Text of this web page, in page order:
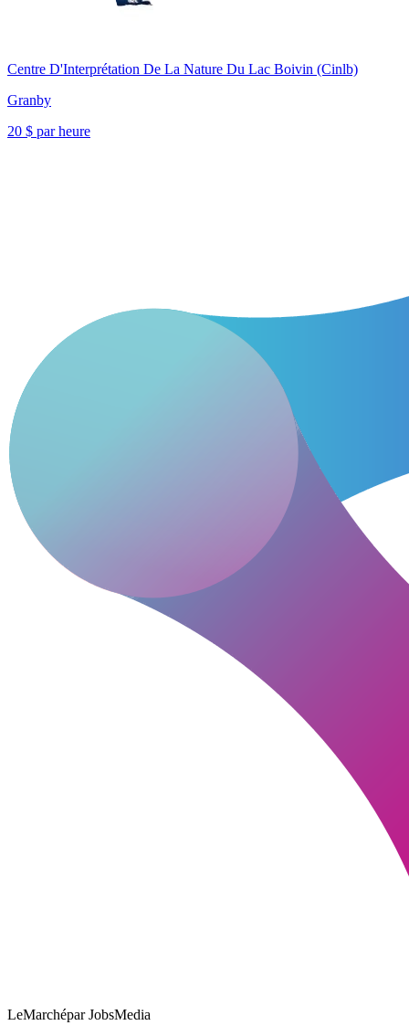
Centre D'Interprétation De La Nature Du Lac Boivin (Cinlb)
Granby
20 $ par heure
LeMarchépar JobsMedia